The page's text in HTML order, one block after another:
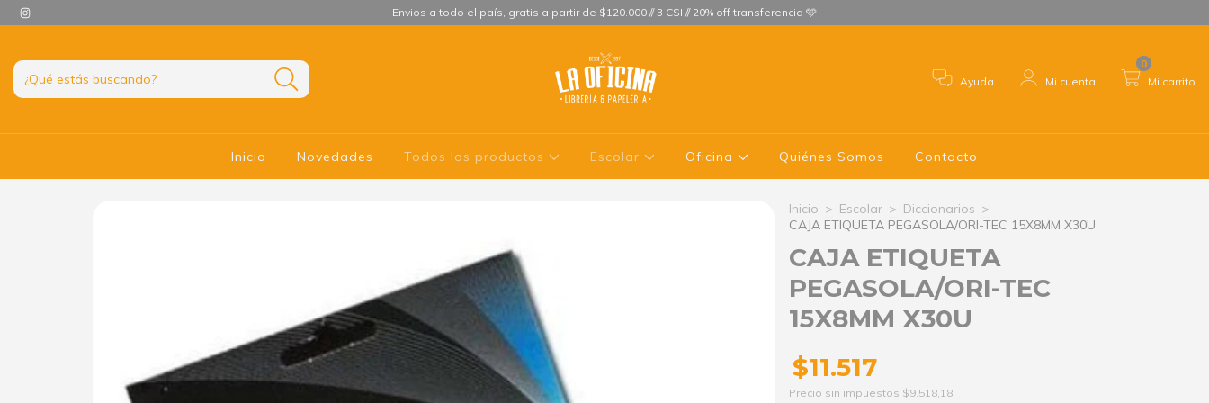
Envios a todo el país, gratis a partir de $120.000 // 3 CSI // 20% off transferencia 🩵
Ayuda Mi cuenta Mi carrito
0
Inicio Novedades Todos los productos Escolar Oficina Quiénes Somos Contacto
Inicio > Escolar > Diccionarios >
CAJA ETIQUETA PEGASOLA/ORI-TEC 15X8MM X30U
CAJA ETIQUETA
PEGASOLA/ORI-TEC
15X8MM X30U
$11.517
Precio sin impuestos $9.518,18